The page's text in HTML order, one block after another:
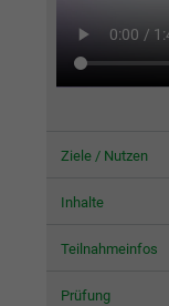
Ziele / Nutzen
Inhalte
Teilnahmeinfos
Prüfung